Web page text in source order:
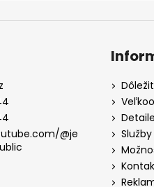
@je
Služby